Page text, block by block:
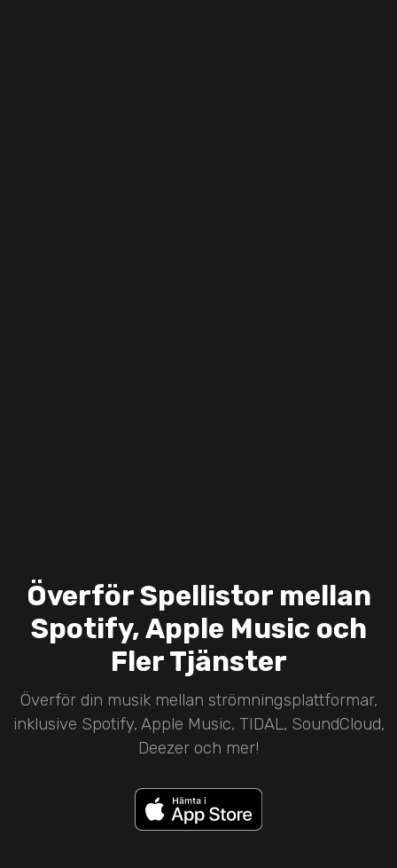
Överför Spellistor mellan
Spotify, Apple Music och
Fler Tjänster
Överför din musik mellan strömningsplattformar,
inklusive Spotify, Apple Music, TIDAL, SoundCloud,
Deezer och mer!